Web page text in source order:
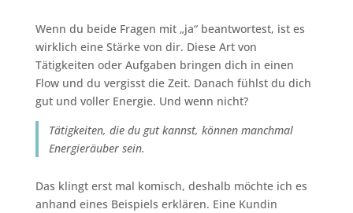
Wenn du beide Fragen mit „ja“ beantwortest, ist es
wirklich eine Stärke von dir. Diese Art von
Tätigkeiten oder Aufgaben bringen dich in einen
Flow und du vergisst die Zeit. Danach fühlst du dich
gut und voller Energie. Und wenn nicht?
Tätigkeiten, die du gut kannst, können manchmal
Energieräuber sein.
Das klingt erst mal komisch, deshalb möchte ich es
anhand eines Beispiels erklären. Eine Kundin